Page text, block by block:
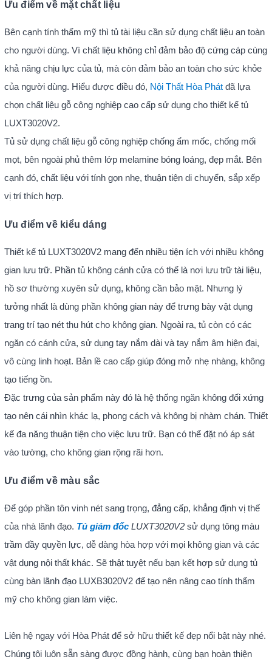
Ưu điểm về mặt chất liệu
Bên cạnh tính thẩm mỹ thì tủ tài liệu cần sử dụng chất liệu an toàn
cho người dùng. Vì chất liệu không chỉ đảm bảo độ cứng cáp cùng
khả năng chịu lực của tủ, mà còn đảm bảo an toàn cho sức khỏe
của người dùng. Hiểu được điều đó, Nội Thất Hòa Phátđã lựa
chọn chất liệu gỗ công nghiệp cao cấp sử dụng cho thiết kế tủ
LUXT3020V2.
Tủ sử dụng chất liệu gỗ công nghiệp chống ẩm mốc, chống mối
mọt, bên ngoài phủ thêm lớp melamine bóng loáng, đẹp mắt. Bên
cạnh đó, chất liệu với tính gọn nhẹ, thuận tiện di chuyển, sắp xếp
vị trí thích hợp.
Ưu điểm về kiểu dáng
Thiết kế tủ LUXT3020V2 mang đến nhiều tiện ích với nhiều không
gian lưu trữ. Phần tủ không cánh cửa có thể là nơi lưu trữ tài liệu,
hồ sơ thường xuyên sử dụng, không cần bảo mật. Nhưng lý
tưởng nhất là dùng phần không gian này để trưng bày vật dụng
trang trí tạo nét thu hút cho không gian. Ngoài ra, tủ còn có các
ngăn có cánh cửa, sử dụng tay nắm dài và tay nắm âm hiện đại,
vô cùng linh hoạt. Bản lề cao cấp giúp đóng mở nhẹ nhàng, không
tạo tiếng ồn.
Đặc trưng của sản phẩm này đó là hệ thống ngăn không đối xứng
tạo nên cái nhìn khác lạ, phong cách và không bị nhàm chán. Thiết
kế đa năng thuận tiện cho việc lưu trữ. Bạn có thể đặt nó áp sát
vào tường, cho không gian rộng rãi hơn.
Ưu điểm về màu sắc
Để góp phần tôn vinh nét sang trọng, đẳng cấp, khẳng định vị thế
của nhà lãnh đạo. Tủ giám đốcLUXT3020V2sử dụng tông màu
trầm đầy quyền lực, dễ dàng hòa hợp với mọi không gian và các
vật dụng nội thất khác. Sẽ thật tuyệt nếu bạn kết hợp sử dụng tủ
cùng bàn lãnh đạo LUXB3020V2 để tạo nên nâng cao tính thẩm
mỹ cho không gian làm việc.
Liên hệ ngay với Hòa Phát để sở hữu thiết kế đẹp nổi bật này nhé.
Chúng tôi luôn sẵn sàng được đồng hành, cùng bạn hoàn thiện